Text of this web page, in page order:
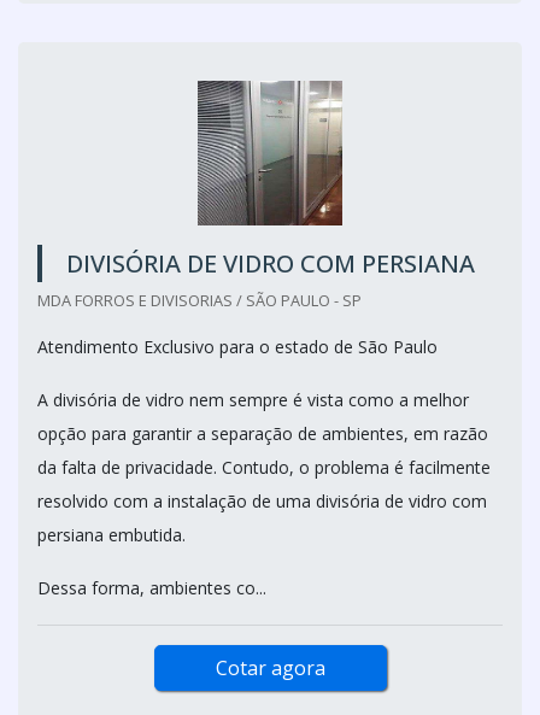
DIVISÓRIA DE VIDRO COM PERSIANA
MDA FORROS E DIVISORIAS / SÃO PAULO - SP
Atendimento Exclusivo para o estado de São Paulo
A divisória de vidro nem sempre é vista como a melhor
opção para garantir a separação de ambientes, em razão
da falta de privacidade. Contudo, o problema é facilmente
resolvido com a instalação de uma divisória de vidro com
persiana embutida.
Dessa forma, ambientes co...
Cotar agora